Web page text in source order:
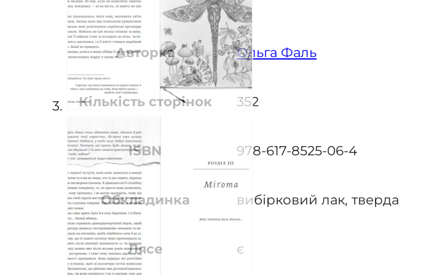
Авторка Ольга Фаль
Кількість сторінок 352
ISBN 978-617-8525-06-4
Обкладинка вибірковий лак, тверда
Лясе є